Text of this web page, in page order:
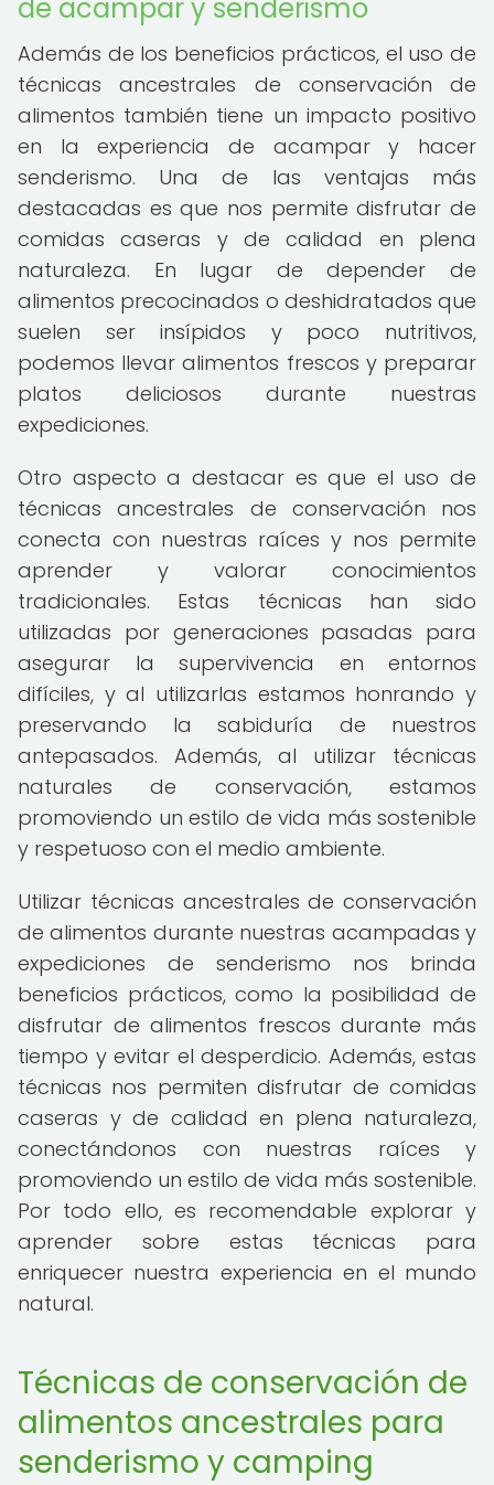
de acampar y senderismo
Además de los beneficios prácticos, el uso de
técnicas ancestrales de conservación de
alimentos también tiene un impacto positivo
en la experiencia de acampar y hacer
senderismo. Una de las ventajas más
destacadas es que nos permite disfrutar de
comidas caseras y de calidad en plena
naturaleza. En lugar de depender de
alimentos precocinados o deshidratados que
suelen ser insípidos y poco nutritivos,
podemos llevar alimentos frescos y preparar
platos deliciosos durante nuestras
expediciones.
Otro aspecto a destacar es que el uso de
técnicas ancestrales de conservación nos
conecta con nuestras raíces y nos permite
aprender y valorar conocimientos
tradicionales. Estas técnicas han sido
utilizadas por generaciones pasadas para
asegurar la supervivencia en entornos
difíciles, y al utilizarlas estamos honrando y
preservando la sabiduría de nuestros
antepasados. Además, al utilizar técnicas
naturales de conservación, estamos
promoviendo un estilo de vida más sostenible
y respetuoso con el medio ambiente.
Utilizar técnicas ancestrales de conservación
de alimentos durante nuestras acampadas y
expediciones de senderismo nos brinda
beneficios prácticos, como la posibilidad de
disfrutar de alimentos frescos durante más
tiempo y evitar el desperdicio. Además, estas
técnicas nos permiten disfrutar de comidas
caseras y de calidad en plena naturaleza,
conectándonos con nuestras raíces y
promoviendo un estilo de vida más sostenible.
Por todo ello, es recomendable explorar y
aprender sobre estas técnicas para
enriquecer nuestra experiencia en el mundo
natural.
Técnicas de conservación de
alimentos ancestrales para
senderismo y camping